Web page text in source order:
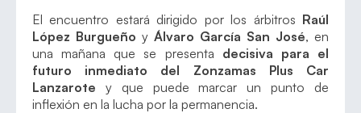
El encuentro estará dirigido por los árbitros Raúl
López Burgueño y Álvaro García San José, en
una mañana que se presenta decisiva para el
futuro inmediato del Zonzamas Plus Car
Lanzarote y que puede marcar un punto de
inflexión en la lucha por la permanencia.